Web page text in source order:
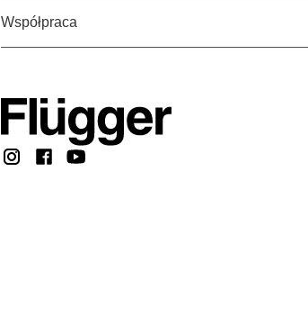
Współpraca